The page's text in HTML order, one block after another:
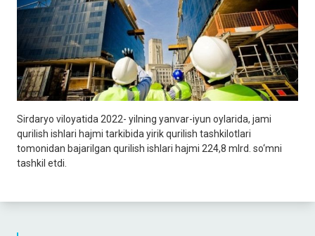
Sirdaryo viloyatida 2022- yilning yanvar-iyun oylarida, jami
qurilish ishlari hajmi tarkibida yirik qurilish tashkilotlari
tomonidan bajarilgan qurilish ishlari hajmi 224,8 mlrd. so‘mni
tashkil etdi.